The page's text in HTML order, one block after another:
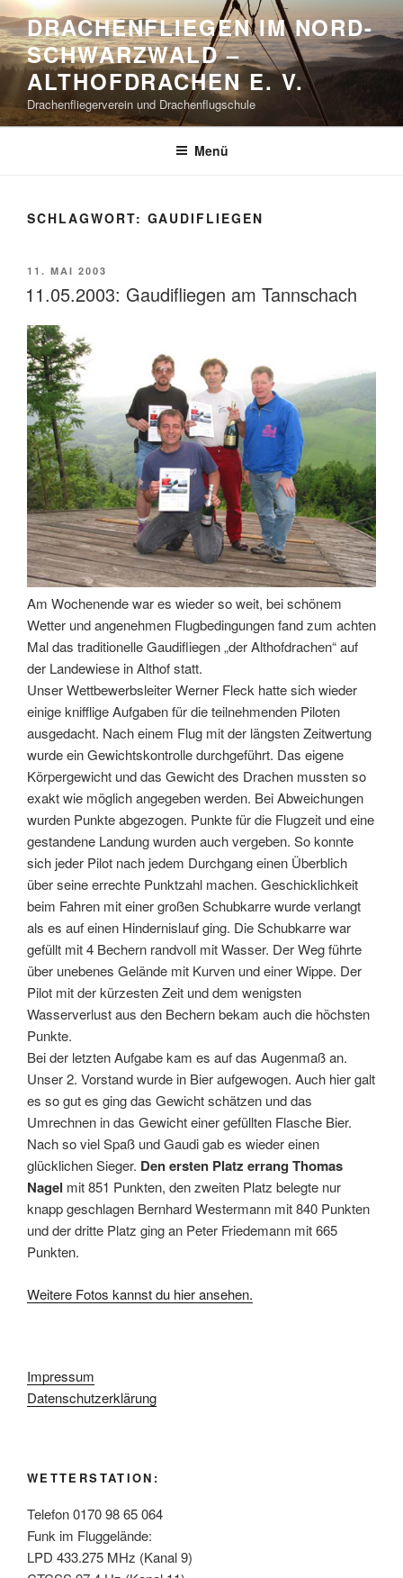
Zum
Inhalt
springen
DRACHENFLIEGEN IM NORD-
SCHWARZWALD –
ALTHOFDRACHEN E. V.
Drachenfliegerverein und Drachenflugschule
Menü
SCHLAGWORT: GAUDIFLIEGEN
VERÖFFENTLICHT
AM
11. MAI 2003
11.05.2003: Gaudifliegen am Tannschach
Am Wochenende war es wieder so weit, bei schönem
Wetter und angenehmen Flugbedingungen fand zum achten
Mal das traditionelle Gaudifliegen „der Althofdrachen“ auf
der Landewiese in Althof statt.
Unser Wettbewerbsleiter Werner Fleck hatte sich wieder
einige knifflige Aufgaben für die teilnehmenden Piloten
ausgedacht. Nach einem Flug mit der längsten Zeitwertung
wurde ein Gewichtskontrolle durchgeführt. Das eigene
Körpergewicht und das Gewicht des Drachen mussten so
exakt wie möglich angegeben werden. Bei Abweichungen
wurden Punkte abgezogen. Punkte für die Flugzeit und eine
gestandene Landung wurden auch vergeben. So konnte
sich jeder Pilot nach jedem Durchgang einen Überblich
über seine errechte Punktzahl machen. Geschicklichkeit
beim Fahren mit einer großen Schubkarre wurde verlangt
als es auf einen Hindernislauf ging. Die Schubkarre war
gefüllt mit 4 Bechern randvoll mit Wasser. Der Weg führte
über unebenes Gelände mit Kurven und einer Wippe. Der
Pilot mit der kürzesten Zeit und dem wenigsten
Wasserverlust aus den Bechern bekam auch die höchsten
Punkte.
Bei der letzten Aufgabe kam es auf das Augenmaß an.
Unser 2. Vorstand wurde in Bier aufgewogen. Auch hier galt
es so gut es ging das Gewicht schätzen und das
Umrechnen in das Gewicht einer gefüllten Flasche Bier.
Nach so viel Spaß und Gaudi gab es wieder einen
glücklichen Sieger. Den ersten Platz errang Thomas
Nagel mit 851 Punkten, den zweiten Platz belegte nur
knapp geschlagen Bernhard Westermann mit 840 Punkten
und der dritte Platz ging an Peter Friedemann mit 665
Punkten.
Weitere Fotos kannst du hier ansehen.
Impressum
Datenschutzerklärung
WETTERSTATION:
Telefon 0170 98 65 064
Funk im Fluggelände:
LPD 433.275 MHz (Kanal 9)